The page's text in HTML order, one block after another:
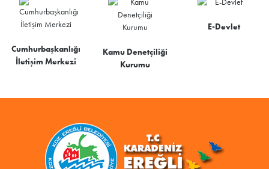
Cumhurbaşkanlığı
İletişim Merkezi
Kamu Denetçiliği
Kurumu
E-Devlet